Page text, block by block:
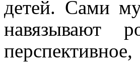
детей. Сами
навязывают